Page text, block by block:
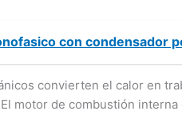
con condensador
convierten el calor en
motor de combustión